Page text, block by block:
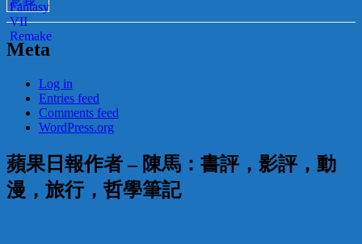
Meta
Log in
Entries feed
Comments feed
WordPress.org
蘋果日報作者 – 陳馬：書評，影評，動
漫，旅行，哲學筆記